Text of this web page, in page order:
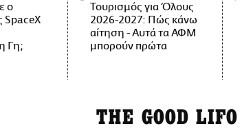
ο
SpaceX
Γη;
Τουρισμός για Όλους
2026-2027: Πώς κάνω
αίτηση - Αυτά τα ΑΦΜ
μπορούν πρώτα
THE GOOD LIFO